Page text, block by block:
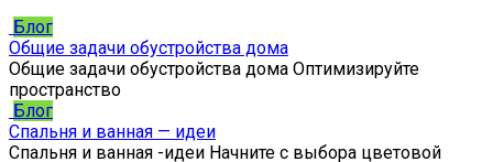
Блог
Общие задачи обустройства дома
Общие задачи обустройства дома Оптимизируйте
пространство
Блог
Спальня и ванная — идеи
Спальня и ванная -идеи Начните с выбора цветовой